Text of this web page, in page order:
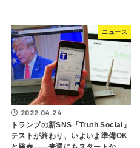
ニュース
2022.04.24
トランプの新SNS「Truth Social」
テストが終わり、いよいよ準備OK